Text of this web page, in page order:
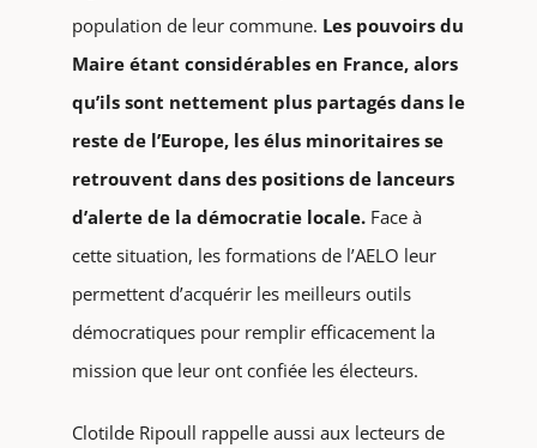
population de leur commune. Les pouvoirs du
Maire étant considérables en France, alors
qu’ils sont nettement plus partagés dans le
reste de l’Europe, les élus minoritaires se
retrouvent dans des positions de lanceurs
d’alerte de la démocratie locale. Face à
cette situation, les formations de l’AELO leur
permettent d’acquérir les meilleurs outils
démocratiques pour remplir efficacement la
mission que leur ont confiée les électeurs.
Clotilde Ripoull rappelle aussi aux lecteurs de